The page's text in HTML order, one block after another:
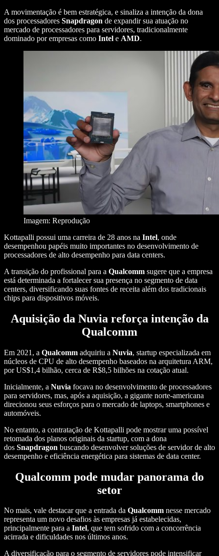
A movimentação é bem estratégica, e sinaliza a intenção da dona
dos processadores Snapdragon de expandir sua atuação no
mercado de processadores para servidores, tradicionalmente
dominado por empresas como Intel e AMD.
Imagem: Reprodução
Kottapalli possui uma carreira de 28 anos na Intel, onde
desempenhou papéis muito importantes no desenvolvimento de
processadores de alto desempenho para data centers.
A transição do profissional para a Qualcomm sugere que a empresa
está determinada a fortalecer sua presença no segmento de data
centers, diversificando suas fontes de receita além dos tradicionais
chips para dispositivos móveis.
Aquisição da Nuvia reforça intenção da
Qualcomm
Em 2021, a Qualcomm adquiriu a Nuvia, startup especializada em
núcleos de CPU de alto desempenho baseados na arquitetura ARM,
por US$1,4 bilhão, cerca de R$8,5 bilhões na cotação atual.
Inicialmente, a Nuvia focava no desenvolvimento de processadores
para servidores, mas, após a aquisição, a gigante norte-americana
direcionou seus esforços para o mercado de laptops, smartphones e
automóveis.
No entanto, a contratação de Kottapalli pode mostrar uma possível
retomada dos planos originais da startup, com a dona
dos Snapdragon buscando desenvolver soluções de servidor de alto
desempenho e eficiência energética para sistemas de data center.
Qualcomm pode mudar panorama do
setor
No mais, vale destacar que a entrada da Qualcomm nesse mercado
representa um novo desafios às empresas já estabelecidas,
principalmente para a Intel, que tem sofrido com a concorrência
acirrada e dificuldades nos últimos anos.
A diversificação para o segmento de servidores pode intensificar